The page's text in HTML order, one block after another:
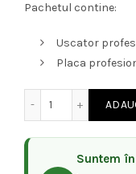
Pachetul contine:
Uscator
Placa
Cantitate
Suntem